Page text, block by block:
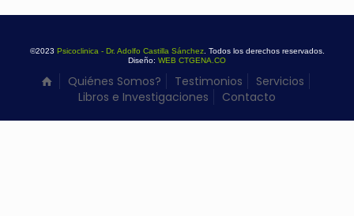
©2023 Psicoclinica - Dr. Adolfo Castilla Sánchez. Todos los derechos reservados.
Diseño: WEB CTGENA.CO
Quiénes Somos? Testimonios
Servicios
Libros e Investigaciones
Contacto